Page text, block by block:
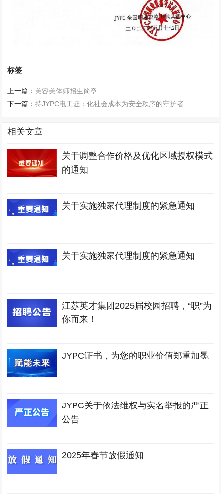
标签
上一篇： 美容美体师招生简章
下一篇：持JYPC电工证：化社会成本为安全秩序的守护者
相关文章
关于调整合作价格及优化区域授权模式
的通知
关于实施独家代理制度的紧急通知
关于实施独家代理制度的紧急通知
江苏英才集团2025届校园招聘，“职”为
你而来！
JYPC证书，为您的职业价值郑重加冕
JYPC关于依法维权与实名举报的严正
公告
2025年春节放假通知